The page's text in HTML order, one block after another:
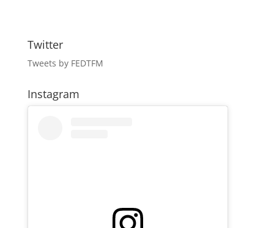
Twitter
Tweets by FEDTFM
Instagram